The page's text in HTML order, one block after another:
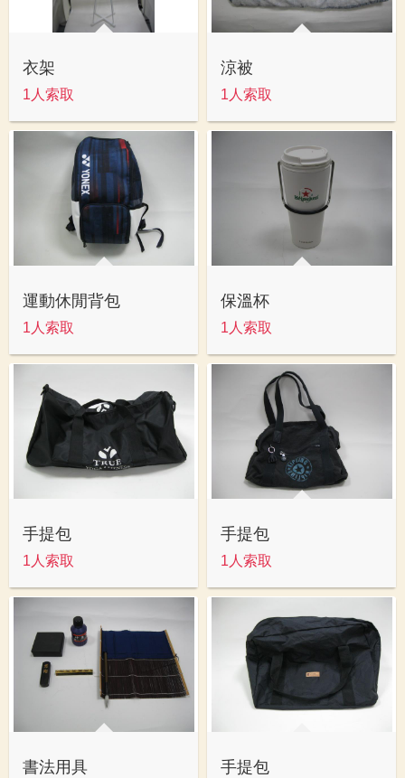
衣架
1人索取
涼被
1人索取
運動休閒背包
1人索取
保溫杯
1人索取
手提包
1人索取
手提包
1人索取
書法用具 手提包